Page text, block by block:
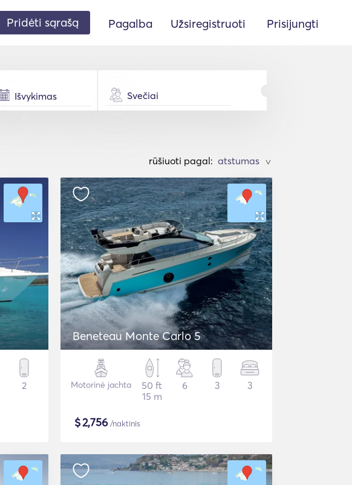
Pridėti sąrašą Pagalba Užsiregistruoti Prisijungti
Svečiai
rūšiuoti pagal: >
2
Beneteau Monte Carlo 5
Motorinė jachta
50 ft
15 m
6 3 3
$2,756/naktinis